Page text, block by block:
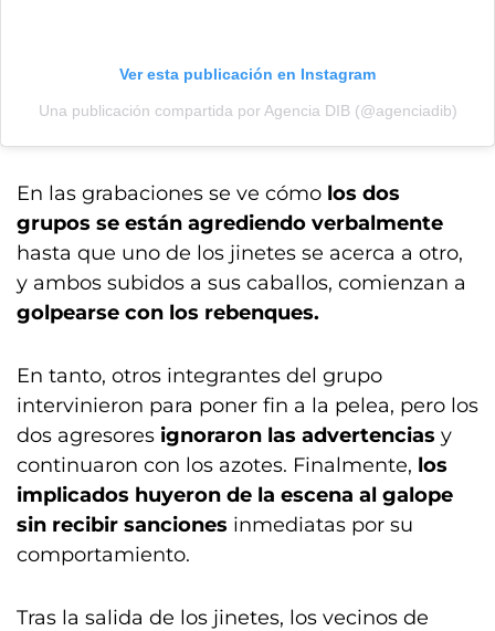
Ver esta publicación en Instagram
Una publicación compartida por Agencia DIB (@agenciadib)
En las grabaciones se ve cómo los dos
grupos se están agrediendo verbalmente
hasta que uno de los jinetes se acerca a otro,
y ambos subidos a sus caballos, comienzan a
golpearse con los rebenques.
En tanto, otros integrantes del grupo
intervinieron para poner fin a la pelea, pero los
dos agresores ignoraron las advertencias y
continuaron con los azotes. Finalmente, los
implicados huyeron de la escena al galope
sin recibir sanciones inmediatas por su
comportamiento.
Tras la salida de los jinetes, los vecinos de